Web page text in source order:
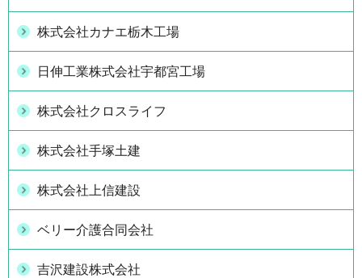
株式会社カナエ栃木工場
日伸工業株式会社宇都宮工場
株式会社クロスライフ
株式会社手塚土建
株式会社上信建設
ベリー介護合同会社
吉沢建設株式会社